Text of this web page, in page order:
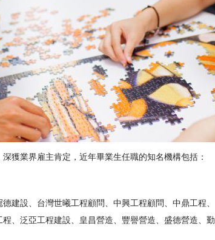
獲業界雇主肯定，近年畢業生任職的知名機構包括：
建設、台灣世曦工程顧問、中興工程顧問、中鼎工程
、泛亞工程建設、皇昌營造、豐譽營造、盛德營造、